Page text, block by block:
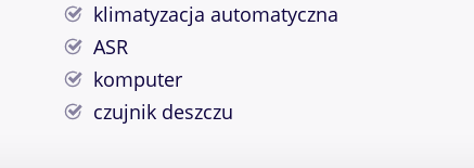
klimatyzacja automatyczna
ASR
komputer
czujnik deszczu